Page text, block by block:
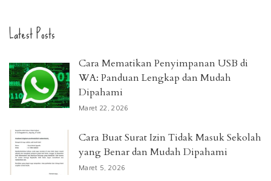
Latest Posts
Cara Mematikan Penyimpanan USB di
WA: Panduan Lengkap dan Mudah
Dipahami
Maret 22, 2026
Cara Buat Surat Izin Tidak Masuk Sekolah
yang Benar dan Mudah Dipahami
Maret 5, 2026